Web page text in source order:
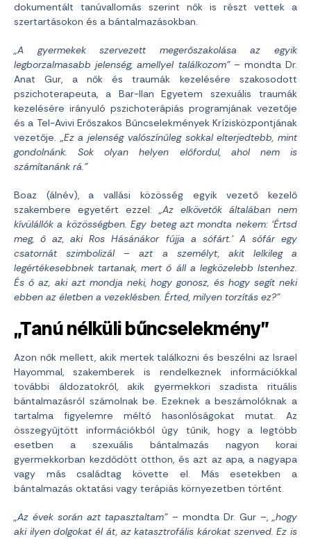
dokumentált tanúvallomás szerint nők is részt vettek a
szertartásokon és a bántalmazásokban.
„A gyermekek szervezett megerőszakolása az egyik
legborzalmasabb jelenség, amellyel találkozom”– mondta Dr.
Anat Gur, a nők és traumák kezelésére szakosodott
pszichoterapeuta, a Bar-Ilan Egyetem szexuális traumák
kezelésére irányuló pszichoterápiás programjának vezetője
és a Tel-Avivi Erőszakos Bűncselekmények Krízisközpontjának
vezetője. „Ez a jelenség valószínűleg sokkal elterjedtebb, mint
gondolnánk. Sok olyan helyen előfordul, ahol nem is
számítanánk rá.”
Boaz (álnév), a vallási közösség egyik vezető kezelő
szakembere egyetért ezzel: „Az elkövetők általában nem
kívülállók a közösségben. Egy beteg azt mondta nekem: ‘Értsd
meg, ő az, aki Ros Hásánákor fújja a sófárt.’ A sófár egy
csatornát szimbolizál – azt a személyt, akit lelkileg a
legértékesebbnek tartanak, mert ő áll a legközelebb Istenhez.
És ő az, aki azt mondja neki, hogy gonosz, és hogy segít neki
ebben az életben a vezeklésben. Érted, milyen torzítás ez?”
„Tanú nélküli bűncselekmény”
Azon nők mellett, akik mertek találkozni és beszélni az Israel
Hayommal, szakemberek is rendelkeznek információkkal
további áldozatokról, akik gyermekkori szadista rituális
bántalmazásról számolnak be. Ezeknek a beszámolóknak a
tartalma figyelemre méltó hasonlóságokat mutat. Az
összegyűjtött információkból úgy tűnik, hogy a legtöbb
esetben a szexuális bántalmazás nagyon korai
gyermekkorban kezdődött otthon, és azt az apa, a nagyapa
vagy más családtag követte el. Más esetekben a
bántalmazás oktatási vagy terápiás környezetben történt.
„Az évek során azt tapasztaltam”– mondta Dr. Gur –,„hogy
aki ilyen dolgokat él át, az katasztrofális károkat szenved. Ez is